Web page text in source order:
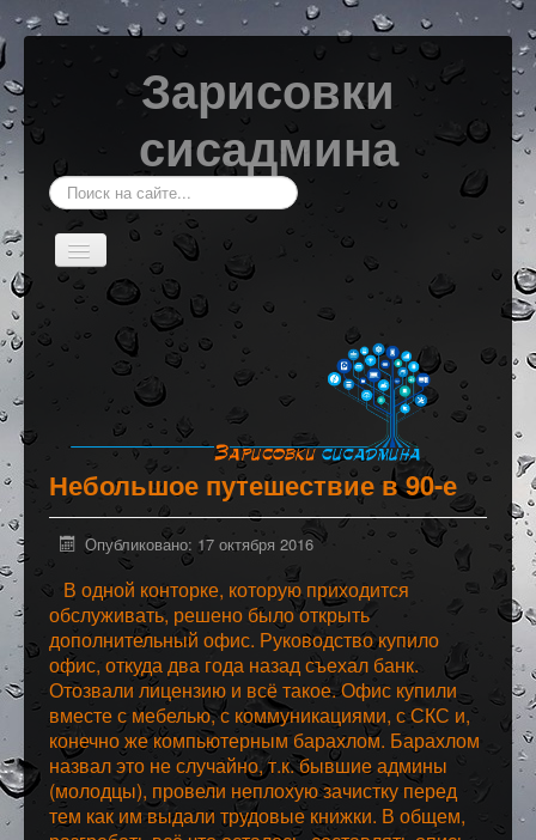
Зарисовки
сисадмина
Искать...
Включить/
выключить
навигацию
Главная
Системы мониторинга
Windows
Сетевое оборудование
Программирование
Программное обеспечение
Разное
Небольшое путешествие в 90-е
Опубликовано: 17 октября 2016
В одной конторке, которую приходится
обслуживать, решено было открыть
дополнительный офис. Руководство купило
офис, откуда два года назад съехал банк.
Отозвали лицензию и всё такое. Офис купили
вместе с мебелью, с коммуникациями, с СКС и,
конечно же компьютерным барахлом. Барахлом
назвал это не случайно, т.к. бывшие админы
(молодцы), провели неплохую зачистку перед
тем как им выдали трудовые книжки. В общем,